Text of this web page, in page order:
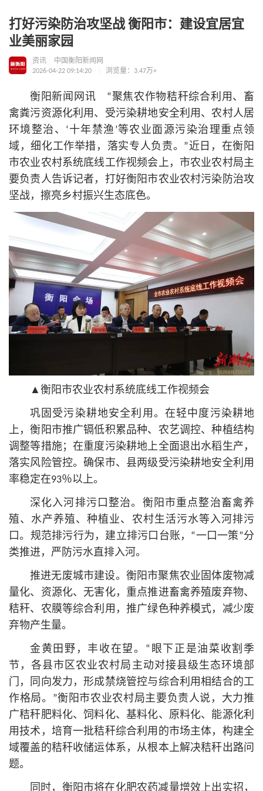
打好污染防治攻坚战 衡阳市：建设宜居宜
业美丽家园
资讯
中国衡阳新闻网
2026-04-22 09:14:20
浏览量：3.47万+
衡阳新闻网讯 “聚焦农作物秸秆综合利用、畜
禽粪污资源化利用、受污染耕地安全利用、农村人居
环境整治、‘十年禁渔’等农业面源污染治理重点领
域，细化工作举措，落实专人负责。”近日，在衡阳
市农业农村系统底线工作视频会上，市农业农村局主
要负责人告诉记者，打好衡阳市农业农村污染防治攻
坚战，擦亮乡村振兴生态底色。
▲衡阳市农业农村系统底线工作视频会
巩固受污染耕地安全利用。在轻中度污染耕地
上，衡阳市推广镉低积累品种、农艺调控、种植结构
调整等措施；在重度污染耕地上全面退出水稻生产，
落实风险管控。确保市、县两级受污染耕地安全利用
率稳定在93％以上。
深化入河排污口整治。衡阳市重点整治畜禽养
殖、水产养殖、种植业、农村生活污水等入河排污
口。规范排污行为，建立排污口台账，“一口一策”分
类推进，严防污水直排入河。
推进无废城市建设。衡阳市聚焦农业固体废物减
量化、资源化、无害化，重点推进畜禽养殖废弃物、
秸秆、农膜等综合利用，推广绿色种养模式，减少废
弃物产生量。
金黄田野，丰收在望。“眼下正是油菜收割季
节，各县市区农业农村局主动对接县级生态环境部
门，同向发力，形成禁烧管控与综合利用相结合的工
作格局。”衡阳市农业农村局主要负责人说，大力推
广秸秆肥料化、饲料化、基料化、原料化、能源化利
用技术，培育一批秸秆综合利用的市场主体，构建全
域覆盖的秸秆收储运体系，从根本上解决秸秆出路问
题。
同时，衡阳市将在化肥农药减量增效上出实招，